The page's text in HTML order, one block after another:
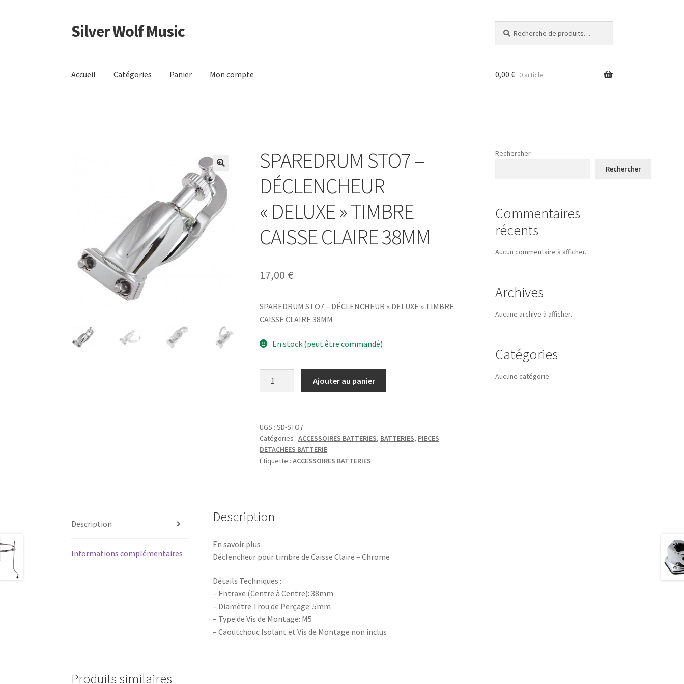
Aller
à
Aller
au
Silver Wolf Music
pour :
Accueil Catégories Panier Mon compte 0,00 € 0 article
SPAREDRUM STO7 –
DÉCLENCHEUR
« DELUXE » TIMBRE
CAISSE CLAIRE 38MM
17,00 €
SPAREDRUM STO7 – DÉCLENCHEUR « DELUXE » TIMBRE
CAISSE CLAIRE 38MM
En stock (peut être commandé)
-
DÉCLENCHEUR
"DELUXE"
TIMBRE
Ajouter au panier
UGS :SD-STO7
Catégories :ACCESSOIRES BATTERIES, BATTERIES, PIECES
DETACHEES BATTERIE
Étiquette :ACCESSOIRES BATTERIES
Description
Informations complémentaires
Description
En savoir plus
Déclencheur pour timbre de Caisse Claire – Chrome
Détails Techniques :
– Entraxe (Centre à Centre): 38mm
– Diamètre Trou de Perçage: 5mm
– Type de Vis de Montage: M5
– Caoutchouc Isolant et Vis de Montage non inclus
Produits similaires
Rechercher
Rechercher
Commentaires
récents
Aucun commentaire à afficher.
Archives
Aucune archive à afficher.
Catégories
Aucune catégorie